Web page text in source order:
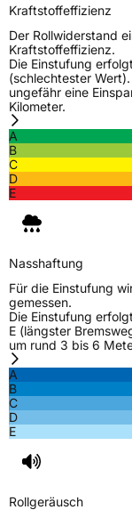
ZustandNeureifen
M+SJa
EU Label
EffizienzC
NasshaftungC
Rollgeräusch
Fahrzeugklasse
3PMSF /
Allgemeine
Herstellerkontakt
Kraftstoffeffizienz
Der Rollwiderstand
Kraftstoffeffizienz.
Die Einstufung
(schlechtester
ungefähr eine
Kilometer.
A
B
C
D
E
Nasshaftung
Für die Einstufung
gemessen.
Die Einstufung
E (längster
um rund 3 bis 6
A
B
C
D
E
Rollgeräusch